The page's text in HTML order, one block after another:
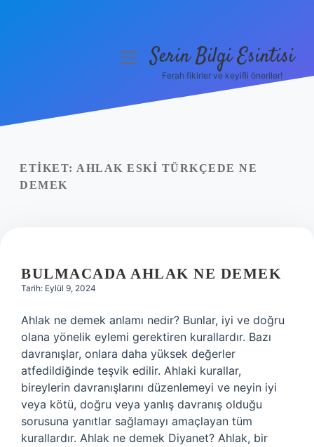
Yasal Uyarı
menüyüSerin Bilgi Esintisi
Ferah fikirler ve keyifli öneriler!
ETIKET: AHLAK ESKI TÜRKÇEDE NE
DEMEK
BULMACADA AHLAK NE DEMEK
Tarih: Eylül 9, 2024
Ahlak ne demek anlamı nedir? Bunlar, iyi ve doğru
olana yönelik eylemi gerektiren kurallardır. Bazı
davranışlar, onlara daha yüksek değerler
atfedildiğinde teşvik edilir. Ahlaki kurallar,
bireylerin davranışlarını düzenlemeyi ve neyin iyi
veya kötü, doğru veya yanlış davranış olduğu
sorusuna yanıtlar sağlamayı amaçlayan tüm
kurallardır. Ahlak ne demek Diyanet? Ahlak, bir